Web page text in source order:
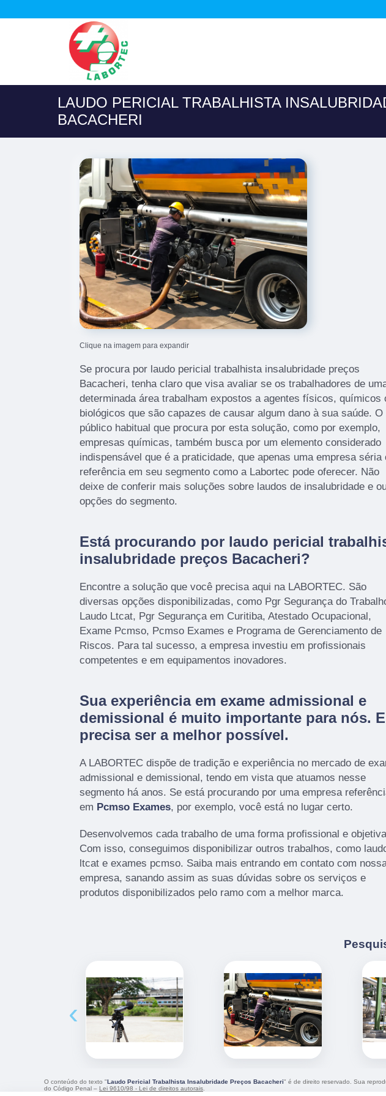
LAUDO PERICIAL TRABALHISTA
BACACHERI
Clique na imagem para expandir
Se procura por laudo pericial trabalhista insalubridade preços
Bacacheri, tenha claro que visa avaliar se os trabalhadores de
determinada área trabalham expostos a agentes físicos, químicos
biológicos que são capazes de causar algum dano à sua saúde. O
público habitual que procura por esta solução, como por exemplo,
empresas químicas, também busca por um elemento considerado
indispensável que é a praticidade, que apenas uma empresa séria
referência em seu segmento como a Labortec pode oferecer. Não
deixe de conferir mais soluções sobre laudos de insalubridade e
opções do segmento.
Está procurando por laudo pericial
insalubridade preços Bacacheri?
Encontre a solução que você precisa aqui na LABORTEC. São
diversas opções disponibilizadas, como Pgr Segurança do
Laudo Ltcat, Pgr Segurança em Curitiba, Atestado Ocupacional,
Exame Pcmso, Pcmso Exames e Programa de Gerenciamento de
Riscos. Para tal sucesso, a empresa investiu em profissionais
competentes e em equipamentos inovadores.
Sua experiência em exame admissional e
demissional é muito importante para nós.
precisa ser a melhor possível.
A LABORTEC dispõe de tradição e experiência no mercado de
admissional e demissional, tendo em vista que atuamos nesse
segmento há anos. Se está procurando por uma empresa
em Pcmso Exames, por exemplo, você está no lugar certo.
Desenvolvemos cada trabalho de uma forma profissional e
Com isso, conseguimos disponibilizar outros trabalhos, como
ltcat e exames pcmso. Saiba mais entrando em contato com
empresa, sanando assim as suas dúvidas sobre os serviços e
produtos disponibilizados pelo ramo com a melhor marca.
‹
O conteúdo do texto "Laudo Pericial Trabalhista Insalubridade Preços Bacacheri" é de direito reservado. Sua
do Código Penal – Lei 9610/98 - Lei de direitos autorais